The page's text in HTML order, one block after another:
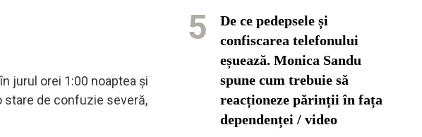
jurul orei 1:00 noaptea și
stare de confuzie severă,
5
De ce pedepsele și
confiscarea telefonului
eșuează. Monica Sandu
spune cum trebuie să
reacționeze părinții în fața
dependenței / video